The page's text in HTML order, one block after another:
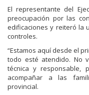
El representante del
preocupación por las
edificaciones y reiteró la
controles.
“Estamos aquí desde el
todo esté atendido. No
técnica y responsable,
acompañar a las
provincial.